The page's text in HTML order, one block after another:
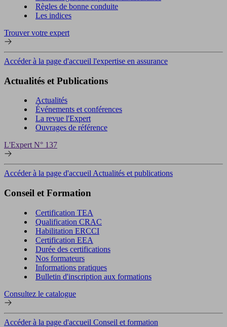
Règles de bonne conduite
Les indices
Trouver votre expert
Accéder à la page d'accueil l'expertise en assurance
Actualités et Publications
Actualités
Événements et conférences
La revue l'Expert
Ouvrages de référence
L'Expert N° 137
Accéder à la page d'accueil Actualités et publications
Conseil et Formation
Certification TEA
Qualification CRAC
Habilitation ERCCI
Certification EEA
Durée des certifications
Nos formateurs
Informations pratiques
Bulletin d'inscription aux formations
Consultez le catalogue
Accéder à la page d'accueil Conseil et formation